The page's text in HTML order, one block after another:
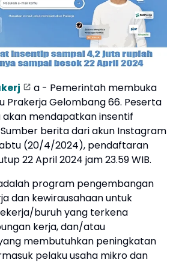
a - Pemerintah membuka
Prakerja Gelombang 66. Peserta
mendapatkan insentif
Sumber berita dari akun Instagram
(20/4/2024), pendaftaran
22 April 2024 jam 23.59 WIB.
program pengembangan
dan kewirausahaan untuk
buruh yang terkena
kerja, dan/atau
membutuhkan peningkatan
pelaku usaha mikro dan